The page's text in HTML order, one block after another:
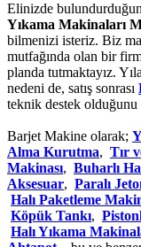
Elinizde
Yıkama Makinaları
bilmenizi isteriz. Biz
mutfağında olan bir
planda tutmaktayız.
nedeni de, satış sonrası
teknik destek olduğunu
Barjet Makine olarak;
Alma Kurutma, Tır
Makinası, Buharlı
Aksesuar, Paralı
Halı Paketleme
Köpük Tankı,
Halı Yıkama